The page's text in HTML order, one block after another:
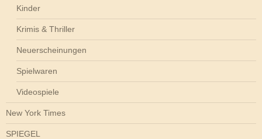
Kinder
Krimis & Thriller
Neuerscheinungen
Spielwaren
Videospiele
New York Times
SPIEGEL